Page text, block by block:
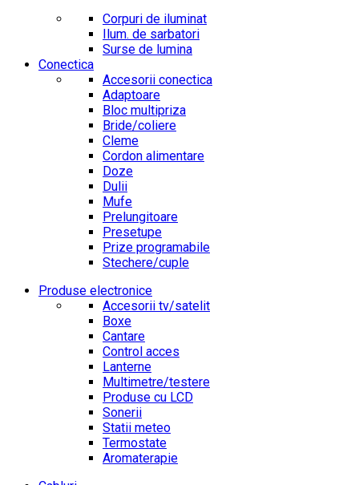
Corpuri de iluminat
Ilum. de sarbatori
Surse de lumina
Conectica
Accesorii conectica
Adaptoare
Bloc multipriza
Bride/coliere
Cleme
Cordon alimentare
Doze
Dulii
Mufe
Prelungitoare
Presetupe
Prize programabile
Stechere/cuple
Produse electronice
Accesorii tv/satelit
Boxe
Cantare
Control acces
Lanterne
Multimetre/testere
Produse cu LCD
Sonerii
Statii meteo
Termostate
Aromaterapie